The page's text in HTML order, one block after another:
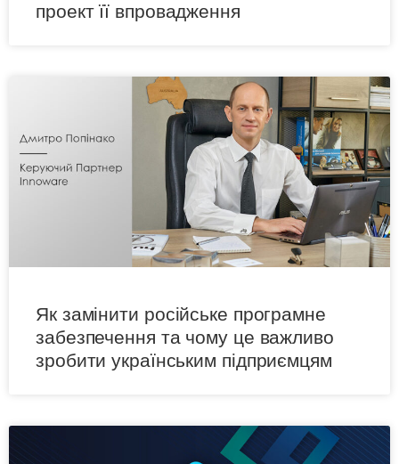
проект її впровадження
Як замінити російське програмне
забезпечення та чому це важливо
зробити українським підприємцям